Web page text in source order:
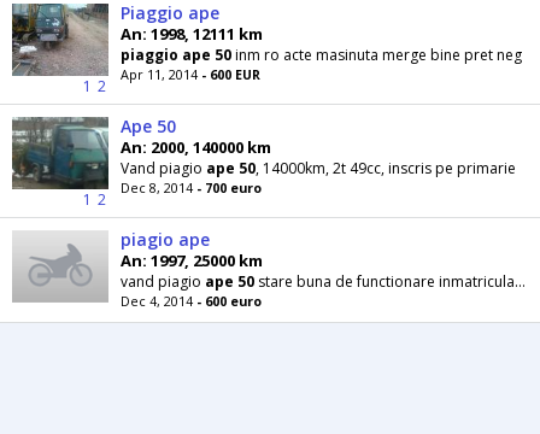
1 2
Piaggio ape
An: 1998, 12111 km
piaggio ape 50inm ro acte masinuta merge bine pret neg
Apr 11, 2014 - 600 EUR
1 2
Ape 50
An: 2000, 140000 km
Vand piagio ape 50, 14000km, 2t 49cc, inscris pe primarie
Dec 8, 2014 - 700 euro
piagio ape
An: 1997, 25000 km
vand piagio ape 50 stare buna de functionare inmatriculata mai multe detali la telefon
Dec 4, 2014 - 600 euro